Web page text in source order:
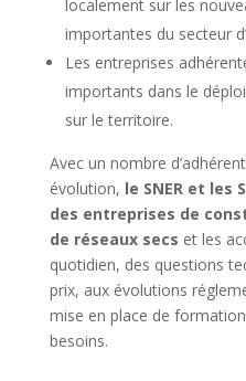
localement sur les
importantes du secteur
Les entreprises
importants dans le
sur le territoire.
Avec un nombre
évolution, le SNER et les
des entreprises de
de réseaux secs et les
quotidien, des questions
prix, aux évolutions
mise en place de
besoins.